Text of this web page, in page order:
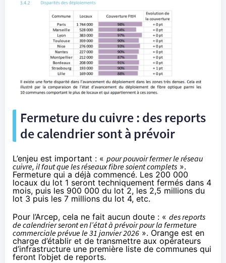
Fermeture du cuivre : des reports
de calendrier sont à prévoir
L’enjeu est important : « pour pouvoir fermer le réseau
cuivre, il faut que les réseaux fibre soient complets ».
Fermeture qui a déjà commencé. Les 200 000
locaux du lot 1 seront techniquement fermés dans 4
mois, puis les 900 000 du lot 2, les 2,5 millions du
lot 3 puis les 7 millions du lot 4, etc.
Pour l’Arcep, cela ne fait aucun doute : « des reports
de calendrier seront en l’état à prévoir pour la fermeture
commerciale prévue le 31 janvier 2026 ». Orange est en
charge d’établir et de transmettre aux opérateurs
d’infrastructure une première liste de communes qui
feront l’objet de reports.